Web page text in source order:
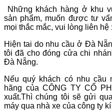
Những khách hàng ở khu
sản phẩm, muốn được tư
mọi thắc mắc, vui lòng liên hệ :
Hiện tai do nhu cầu ở Đà
tôi đã cho đóng cửa chi
Đà Nẵng.
Nếu quý khách có nhu cầu
hãng của CÔNG TY CỔ
xuất.Thì chúng tôi sẽ gửi
máy qua nhà xe của công ty